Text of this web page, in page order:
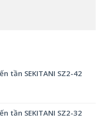
tần SEKITANI SZ2-42
tần SEKITANI SZ2-32